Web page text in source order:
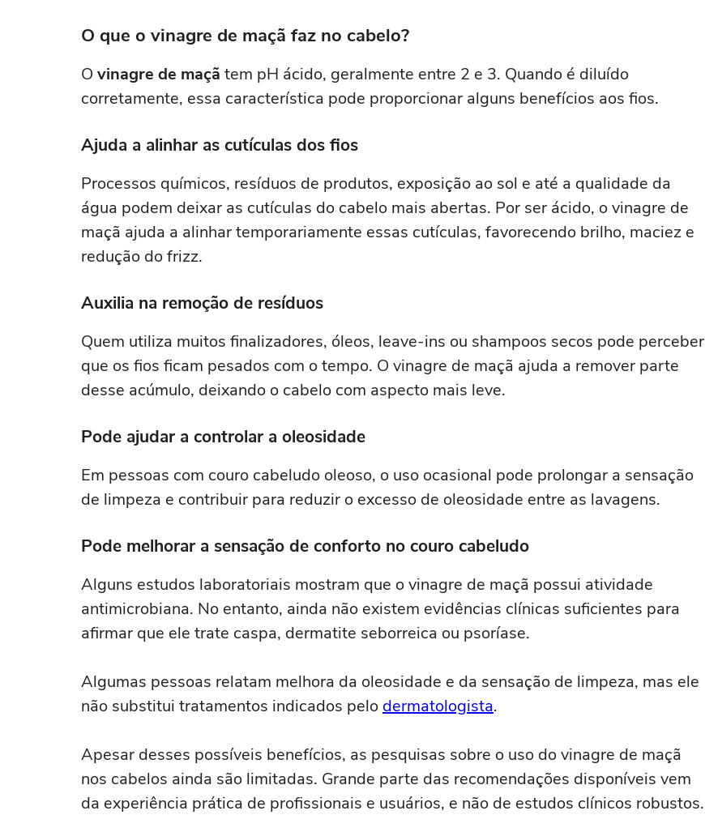
O que o vinagre de maçã faz no cabelo?
O vinagre de maçã tem pH ácido, geralmente entre 2 e 3. Quando é diluído
corretamente, essa característica pode proporcionar alguns benefícios aos fios.
Ajuda a alinhar as cutículas dos fios
Processos químicos, resíduos de produtos, exposição ao sol e até a qualidade da
água podem deixar as cutículas do cabelo mais abertas. Por ser ácido, o vinagre de
maçã ajuda a alinhar temporariamente essas cutículas, favorecendo brilho, maciez e
redução do frizz.
Auxilia na remoção de resíduos
Quem utiliza muitos finalizadores, óleos, leave-ins ou shampoos secos pode perceber
que os fios ficam pesados com o tempo. O vinagre de maçã ajuda a remover parte
desse acúmulo, deixando o cabelo com aspecto mais leve.
Pode ajudar a controlar a oleosidade
Em pessoas com couro cabeludo oleoso, o uso ocasional pode prolongar a sensação
de limpeza e contribuir para reduzir o excesso de oleosidade entre as lavagens.
Pode melhorar a sensação de conforto no couro cabeludo
Alguns estudos laboratoriais mostram que o vinagre de maçã possui atividade
antimicrobiana. No entanto, ainda não existem evidências clínicas suficientes para
afirmar que ele trate caspa, dermatite seborreica ou psoríase.
Algumas pessoas relatam melhora da oleosidade e da sensação de limpeza, mas ele
não substitui tratamentos indicados pelo dermatologista.
Apesar desses possíveis benefícios, as pesquisas sobre o uso do vinagre de maçã
nos cabelos ainda são limitadas. Grande parte das recomendações disponíveis vem
da experiência prática de profissionais e usuários, e não de estudos clínicos robustos.